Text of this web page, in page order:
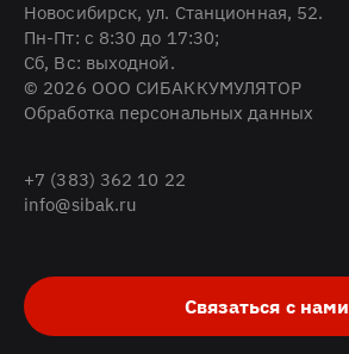
Новосибирск, ул. Станционная, 52.
Пн-Пт: с 8:30 до 17:30;
Cб, Вс: выходной.
© 2026 ООО СИБАККУМУЛЯТОР
Обработка персональных данных
+7 (383) 362 10 22
info@sibak.ru
Связаться с нами